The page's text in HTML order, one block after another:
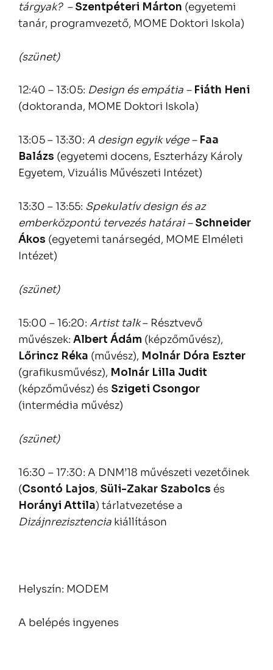
tárgyak? –Szentpéteri Márton (egyetemi
tanár, programvezető, MOME Doktori Iskola)
(szünet)
12:40 – 13:05: Design és empátia – Fiáth Heni
(doktoranda, MOME Doktori Iskola)
13:05 – 13:30: A design egyik vége –Faa
Balázs (egyetemi docens, Eszterházy Károly
Egyetem, Vizuális Művészeti Intézet)
13:30 – 13:55: Spekulatív design és az
emberközpontú tervezés határai – Schneider
Ákos (egyetemi tanársegéd, MOME Elméleti
Intézet)
(szünet)
15:00 – 16:20: Artist talk– Résztvevő
művészek: Albert Ádám (képzőművész),
Lőrincz Réka (művész), Molnár Dóra Eszter
(grafikusművész), Molnár Lilla Judit
(képzőművész) és Szigeti Csongor
(intermédia művész)
(szünet)
16:30 – 17:30: A DNM’18 művészeti vezetőinek
(Csontó Lajos, Süli-Zakar Szabolcs és
Horányi Attila) tárlatvezetése a
Dizájnrezisztencia kiállításon
Helyszín: MODEM
A belépés ingyenes